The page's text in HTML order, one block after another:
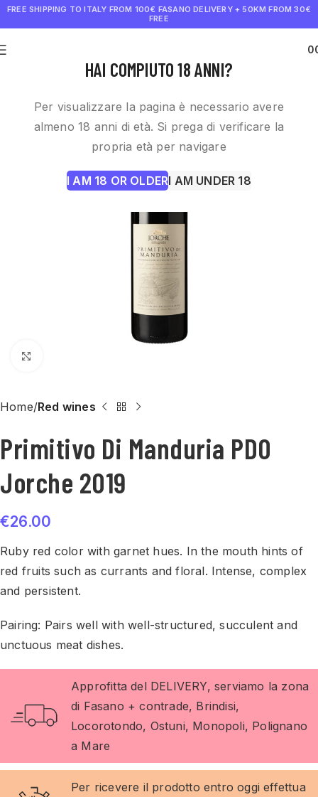
HAI COMPIUTO 18 ANNI?
Per visualizzare la pagina è necessario avere
almeno 18 anni di età. Si prega di verificare la
propria età per navigare
I AM 18 OR OLDERI AM UNDER 18
FREE SHIPPING TO ITALY FROM 100€ FASANO DELIVERY + 50KM FROM 30€
FREE
Home Red wines
Primitivo Di Manduria PDO
Jorche 2019
€26.00
Ruby red color with garnet hues. In the mouth hints of
red fruits such as currants and floral. Intense, complex
and persistent.
Pairing: Pairs well with well-structured, succulent and
unctuous meat dishes.
Approfitta del DELIVERY, serviamo la zona
di Fasano + contrade, Brindisi,
Locorotondo, Ostuni, Monopoli, Polignano
a Mare
Per ricevere il prodotto entro oggi effettua